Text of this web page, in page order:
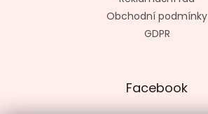
Obchodní podmínky
GDPR
Facebook